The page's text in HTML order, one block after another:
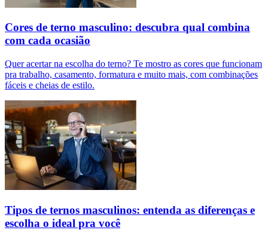
Cores de terno masculino: descubra qual combina
com cada ocasião
Quer acertar na escolha do terno? Te mostro as cores que funcionam
pra trabalho, casamento, formatura e muito mais, com combinações
fáceis e cheias de estilo.
Tipos de ternos masculinos: entenda as diferenças e
escolha o ideal pra você